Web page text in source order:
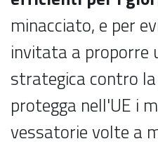
minacciato, e per
invitata a proporre
strategica contro
protegga nell'UE i
vessatorie volte a